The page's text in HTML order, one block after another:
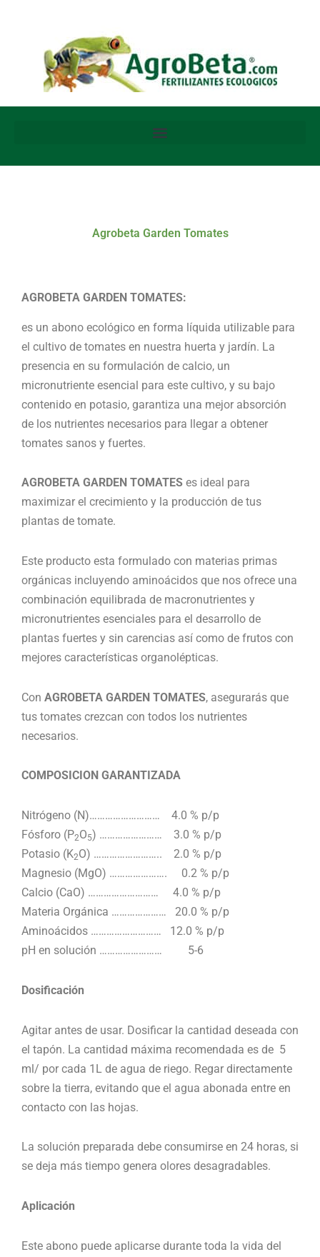
contenido
Agrobeta Garden Tomates
AGROBETA GARDEN TOMATES:
es un abono ecológico en forma líquida utilizable para
el cultivo de tomates en nuestra huerta y jardín. La
presencia en su formulación de calcio, un
micronutriente esencial para este cultivo, y su bajo
contenido en potasio, garantiza una mejor absorción
de los nutrientes necesarios para llegar a obtener
tomates sanos y fuertes.
AGROBETA GARDEN TOMATES es ideal para
maximizar el crecimiento y la producción de tus
plantas de tomate.
Este producto esta formulado con materias primas
orgánicas incluyendo aminoácidos que nos ofrece una
combinación equilibrada de macronutrientes y
micronutrientes esenciales para el desarrollo de
plantas fuertes y sin carencias así como de frutos con
mejores características organolépticas.
Con AGROBETA GARDEN TOMATES, asegurarás que
tus tomates crezcan con todos los nutrientes
necesarios.
COMPOSICION GARANTIZADA
Nitrógeno (N)……………………… 4.0 % p/p
Fósforo (P2O5) …………………… 3.0 % p/p
Potasio (K2O) …………………….. 2.0 % p/p
Magnesio (MgO) …………………. 0.2 % p/p
Calcio (CaO) ……………………… 4.0 % p/p
Materia Orgánica ………………… 20.0 % p/p
Aminoácidos ……………………… 12.0 % p/p
pH en solución …………………… 5-6
Dosificación
Agitar antes de usar. Dosificar la cantidad deseada con
el tapón. La cantidad máxima recomendada es de 5
ml/ por cada 1L de agua de riego. Regar directamente
sobre la tierra, evitando que el agua abonada entre en
contacto con las hojas.
La solución preparada debe consumirse en 24 horas, si
se deja más tiempo genera olores desagradables.
Aplicación
Este abono puede aplicarse durante toda la vida del